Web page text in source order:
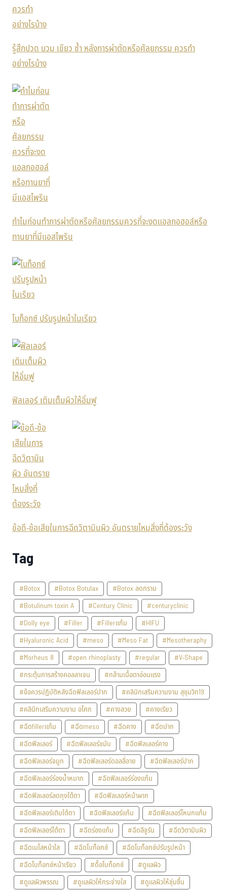
รู้สึกปวด บวม เขียว ช้ำ หลังการผ่าตัดหรือศัลยกรรม ควรทำ
อย่างไรบ้าง
ทำไมก่อนทำการผ่าตัดหรือศัลยกรรมควรที่จะงดแอลกอฮอล์หรือ
ทานยาที่มีแอสไพริน
โบท็อกซ์ ปรับรูปหน้าในเรียว
ฟิลเลอร์ เติมเต็มผิวให้อิ่มฟู
ข้อดี-ข้อเสียในการฉีดวิตามินผิว อันตรายไหมสิ่งที่ต้องระวัง
Tag
#Botox #Botox Botulax
#Botox ลดกราม
#Botulinum toxin A
#Century Clinic
#centuryclinic
#Dolly eye
#Filler #Fillerแก้ม
#HIFU
#Hyaluronic Acid
#meso #Meso Fat
#Mesotheraphy
#Morheus 8
#open rhinoplasty #regular
#V-Shape
#กระตุ้นการสร้างคอลลาเจน
#กล้ามเนื้อตาอ่อนแรง
#ข้อควรปฏิบัติหลังฉีดฟิลเลอร์ปาก
#คลินิกเสริมความงาม สุขุมวิท19
#คลินิกเสริมความงาม อโศก
#คางสวย
#คางเรียว
#ฉีดfillerแก้ม
#ฉีดmeso #ฉีดคาง
#ฉีดปาก
#ฉีดฟิลเลอร์
#ฉีดฟิลเลอร์ขมับ
#ฉีดฟิลเลอร์คาง
#ฉีดฟิลเลอร์จมูก
#ฉีดฟิลเลอร์ดอลลี่อาย
#ฉีดฟิลเลอร์ปาก
#ฉีดฟิลเลอร์ร่องน้ำหมาก
#ฉีดฟิลเลอร์ร่องแก้ม
#ฉีดฟิลเลอร์ลดถุงใต้ตา
#ฉีดฟิลเลอร์หน้าผาก
#ฉีดฟิลเลอร์เติมใต้ตา
#ฉีดฟิลเลอร์แก้ม
#ฉีดฟิลเลอร์โหนกแก้ม
#ฉีดฟิลเลอร์ใต้ตา
#ฉีดร่องแก้ม #ฉีดลีจูรัน
#ฉีดวิตามินผิว
#ฉีดเมโสหน้าใส
#ฉีดโบท็อกซ์
#ฉีดโบท็อกซ์ปรับรูปหน้า
#ฉีดโบท็อกซ์หน้าเรียว
#ดื้อโบท็อกซ์
#ดูแลผิว
#ดูแลผิวพรรณ
#ดูแลผิวให้กระจ่างใส
#ดูแลผิวให้ชุ่มชื้น